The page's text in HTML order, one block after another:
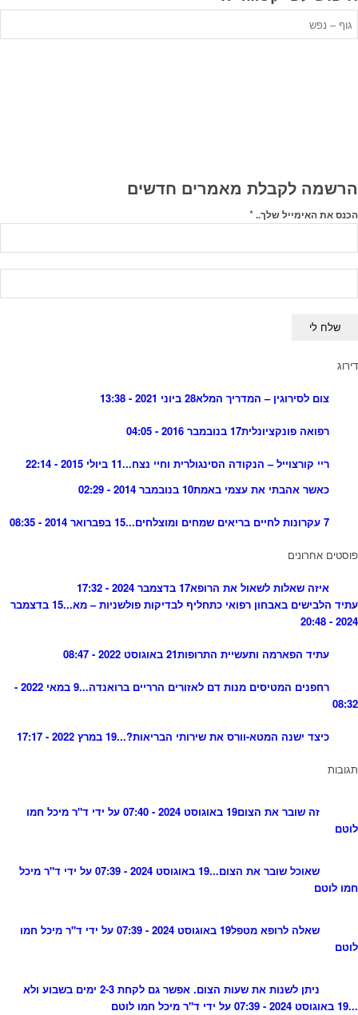
לפי
הרשמה לקבלת מאמרים חדשים
הכנס את האימייל שלך..*
דירוג
צום לסירוגין – המדריך המלא28 ביוני 2021 - 13:38
רפואה פונקציונלית17 בנובמבר 2016 - 04:05
ריי קורצוייל – הנקודה הסינגולרית וחיי נצח...11 ביולי 2015 - 22:14
כאשר אהבתי את עצמי באמת10 בנובמבר 2014 - 02:29
7 עקרונות לחיים בריאים שמחים ומוצלחים... 15 בפברואר 2014 - 08:35
פוסטים אחרונים
איזה שאלות לשאול את הרופא17 בדצמבר 2024 - 17:32
עתיד הלבישים באבחון רפואי כתחליף לבדיקות פולשניות – מא...
15 בדצמבר
2024 - 20:48
עתיד הפארמה ותעשיית התרופות21 באוגוסט 2022 - 08:47
רחפנים המטיסים מנות דם לאזורים הרריים ברואנדה...
9 במאי 2022 -
08:32
כיצד ישנה המטא-וורס את שירותי הבריאות?...19 במרץ 2022 - 17:17
תגובות
זה שובר את הצום
19 באוגוסט 2024 - 07:40 על ידי ד"ר מיכל חמו
לוטם
שאוכל שובר את הצום...
19 באוגוסט 2024 - 07:39 על ידי ד"ר מיכל
חמו לוטם
שאלה לרופא מטפל
19 באוגוסט 2024 - 07:39 על ידי ד"ר מיכל חמו
לוטם
ניתן לשנות את שעות הצום. אפשר גם לקחת 2-3 ימים בשבוע ולא
...19 באוגוסט 2024 - 07:39 על ידי ד"ר מיכל חמו לוטם